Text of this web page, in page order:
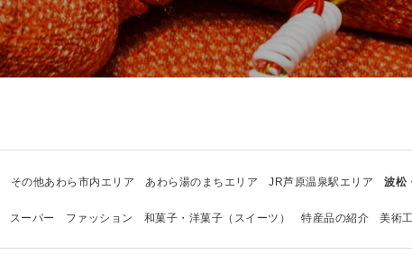
その他あわら市内エリア あわら湯のまちエリア JR芦原温泉駅エリア 波松
スーパー ファッション 和菓子・洋菓子（スイーツ） 特産品の紹介 美術